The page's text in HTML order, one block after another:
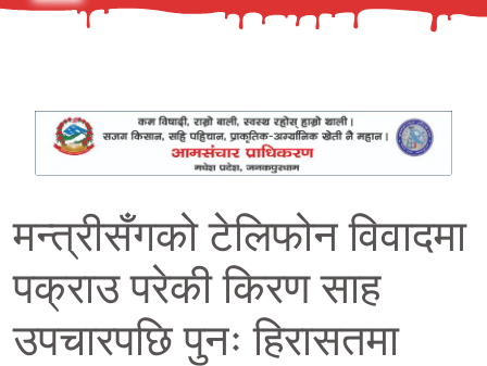
मन्त्रीसँगको टेलिफोन विवादमा
पक्राउ परेकी किरण साह
उपचारपछि पुनः हिरासतमा